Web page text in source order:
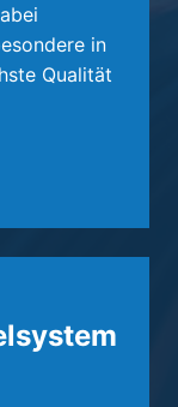
in
Qualität